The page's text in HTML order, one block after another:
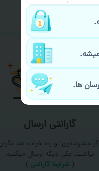
گیری
گارانتی ارسال
سفارشتون تو راه خراب شد نگران
نباشید، یکی دیگه ارسال میکنیم
( شرایط گارانتی )
ها.